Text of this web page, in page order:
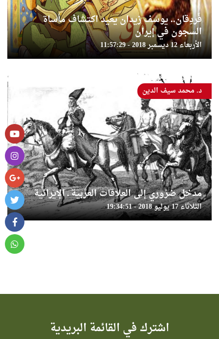
فَردِقان.. يوسف زيدان يعيد اكتشاف مأساة
السجون في إيران
الأربعاء 12 ديسمبر 2018 - 11:57:29
مدخل ضروري إلى العلاقات العربية ـ الإيرانية
الثلاثاء 17 يوليو 2018 - 19:34:51
د. محمد سيف الدين
اشترك في القائمة البريدية